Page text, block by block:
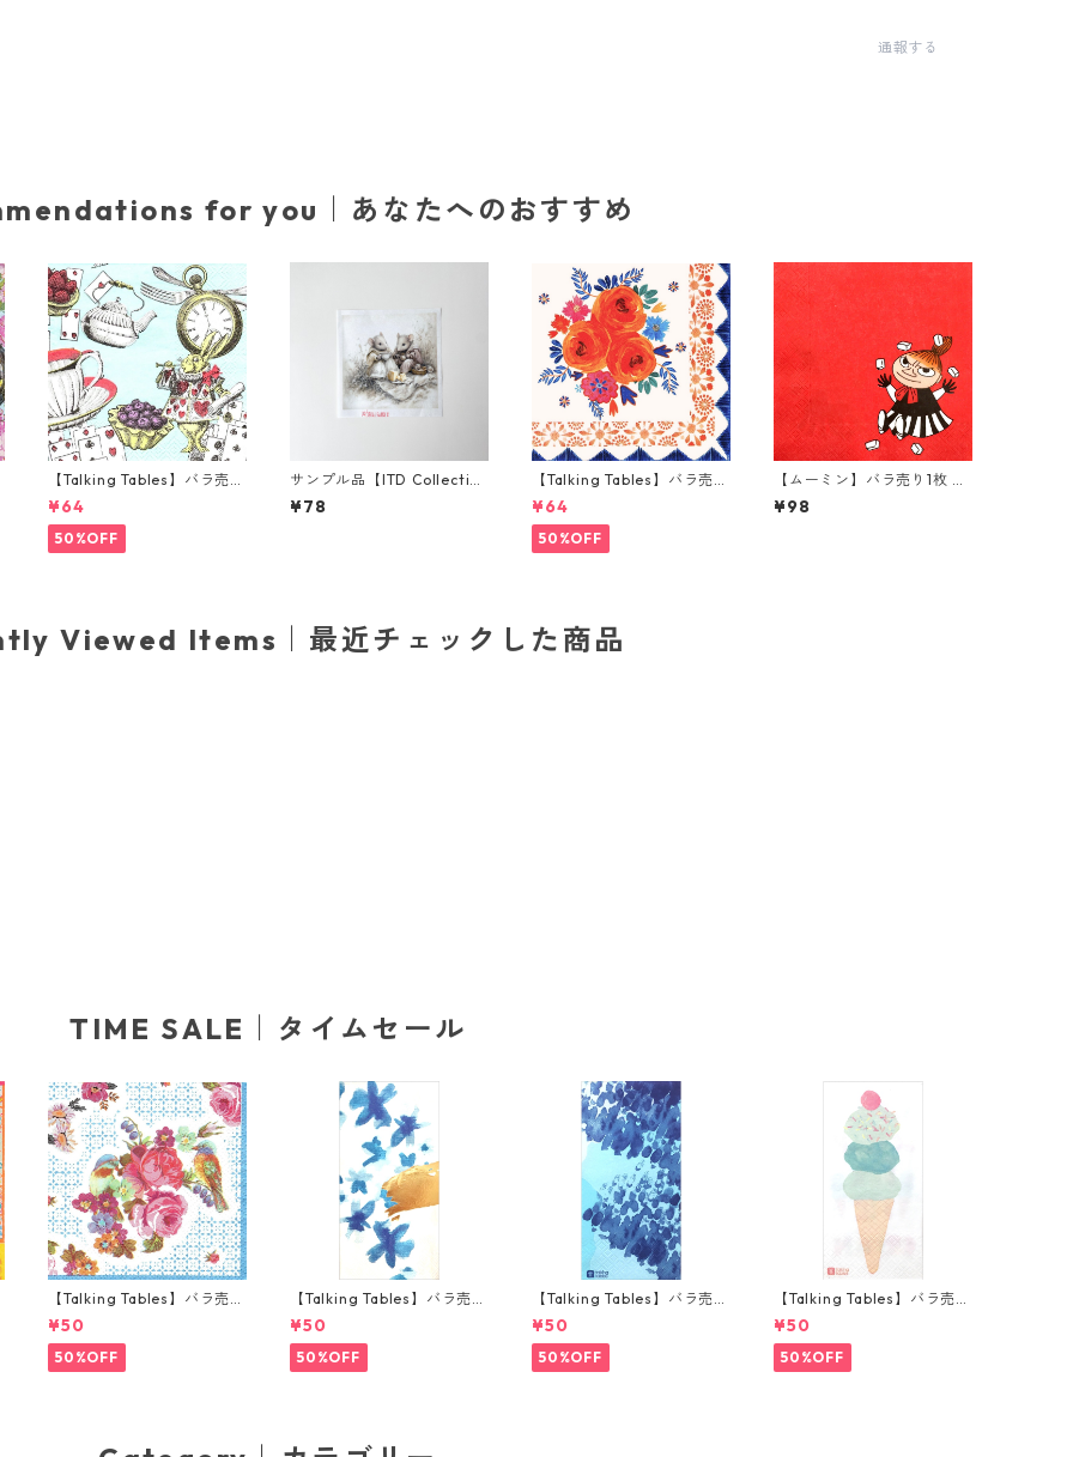
通報する
for you｜あなたへのおすすめ
【Talking Tables】バラ売り
1枚 カクテルサイズ ペーパー
ナプキン Alice in Wonderla
nd ブルー
¥64
50%OFF
サンプル品【ITD Collectio
n】ミニサイズ ライスペーパ
ー RSM2353 デコパージュ
¥78
【Talking Tables】バラ売り
1枚 ランチサイズ ペーパーナ
プキン BOHO ライトピンク
¥64
50%OFF
【ムーミン】バラ売り1枚 ラ
ンチサイズ ペーパーナプキ
ン LILLA MY レッド
¥98
Viewed Items｜最近チェックした商品
TIME SALE｜タイムセール
【Talking Tables】バラ売り
1枚 ポケットサイズ ペーパー
ナプキン TRULY ブルー
¥50
50%OFF
【Talking Tables】バラ売り
1枚 ランチサイズ ペーパーナ
プキン FLUORESCENT FLO
RAL ブルー
¥50
50%OFF
【Talking Tables】バラ売り
1枚 ランチサイズ ペーパーナ
プキン COASTAL ブルー
¥50
50%OFF
【Talking Tables】バラ売り
1枚 ランチサイズ ペーパーナ
プキン WE LOVE ICE CREA
M ホワイト
¥50
50%OFF